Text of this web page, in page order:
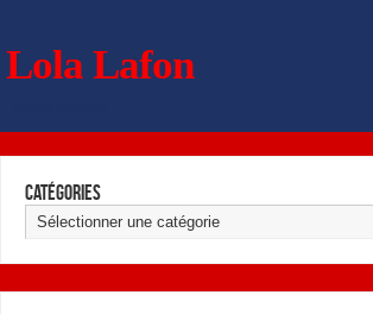
Lola Lafon
Catégories